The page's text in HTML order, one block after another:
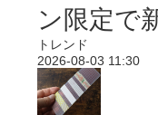
ン限定で
トレンド
2026-08-03 11:30